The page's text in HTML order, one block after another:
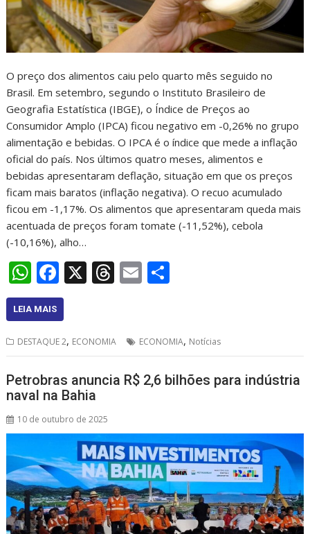
O preço dos alimentos caiu pelo quarto mês seguido no
Brasil. Em setembro, segundo o Instituto Brasileiro de
Geografia Estatística (IBGE), o Índice de Preços ao
Consumidor Amplo (IPCA) ficou negativo em -0,26% no grupo
alimentação e bebidas. O IPCA é o índice que mede a inflação
oficial do país. Nos últimos quatro meses, alimentos e
bebidas apresentaram deflação, situação em que os preços
ficam mais baratos (inflação negativa). O recuo acumulado
ficou em -1,17%. Os alimentos que apresentaram queda mais
acentuada de preços foram tomate (-11,52%), cebola
(-10,16%), alho…
W
h
at
s
A
p
p
F
ac
e
b
o
o
k
X T
a
d
s
E
l e
LEIA MAIS
DESTAQUE 2, ECONOMIA ECONOMIA, Notícias
Petrobras anuncia R$ 2,6 bilhões para indústria
naval na Bahia
10 de outubro de 2025